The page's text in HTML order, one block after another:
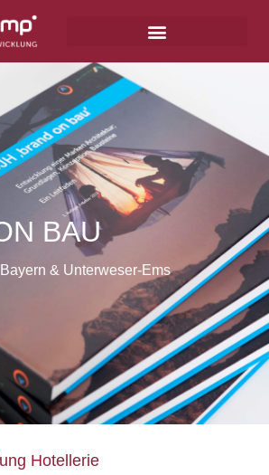
BAU
& Unterweser-Ems
Hotellerie